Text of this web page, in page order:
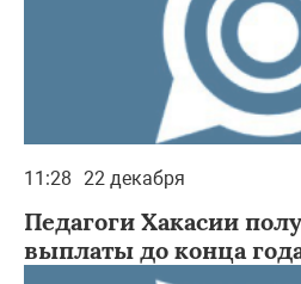
11:28 22 декабря
Педагоги Хакасии
выплаты до конца